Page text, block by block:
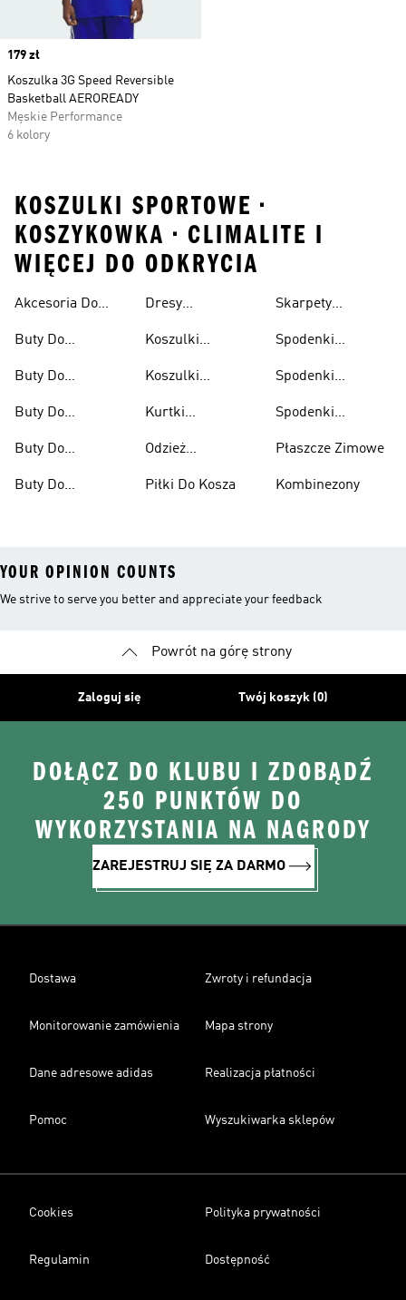
Price
179 zł
Koszulka 3G Speed Reversible
Basketball AEROREADY
Męskie Performance
6 kolory
KOSZULKI SPORTOWE •
KOSZYKOWKA • CLIMALITE I
WIĘCEJ DO ODKRYCIA
Akcesoria Do
Buty Do
Buty Do
Damskie
Buty Do
Dzieci
Buty Do
Męskie
Buty Do
Wyprzedaż
Dresy
Koszulki
Koszulki
Dzieci
Kurtki
Odzież
Piłki Do Kosza
Skarpety
Spodenki
Spodenki
Damskie
Spodenki
Męskie
Płaszcze Zimowe
Kombinezony
YOUR OPINION COUNTS
We strive to serve you better and appreciate your feedback
Powrót na górę strony
Zaloguj się Twój koszyk (0)
DOŁĄCZ DO KLUBU I ZDOBĄDŹ
250 PUNKTÓW DO
WYKORZYSTANIA NA NAGRODY
ZAREJESTRUJ SIĘ ZA DARMO
Dostawa Zwroty i refundacja
Monitorowanie zamówienia Mapa strony
Dane adresowe adidas Realizacja płatności
Pomoc Wyszukiwarka sklepów
Cookies Polityka prywatności
Regulamin Dostępność